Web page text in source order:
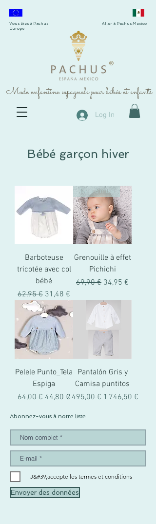
®
Mode enfantine espagnole pour bébés et enfants
Vous êtes à Pachus
Europe
Aller à Pachus Mexico
Log In
Bébé garçon hiver
Barboteuse
tricotée avec col
bébé
Prix original
62,95 € Prix promotionnel
31,48 €
Taille 6 mois
Grenouille à effet
Pichichi
Prix original
69,90 € Prix
34,95 €
Pelele Punto_Tela
Espiga
Prix original
64,00 € Prix promotionnel
44,80 €
Pantalón Gris y
Camisa puntitos
Prix original
2 495,00 € Prix
1 746,50 €
Abonnez-vous à notre liste
J&#39;accepte les termes et conditions
Envoyer des données